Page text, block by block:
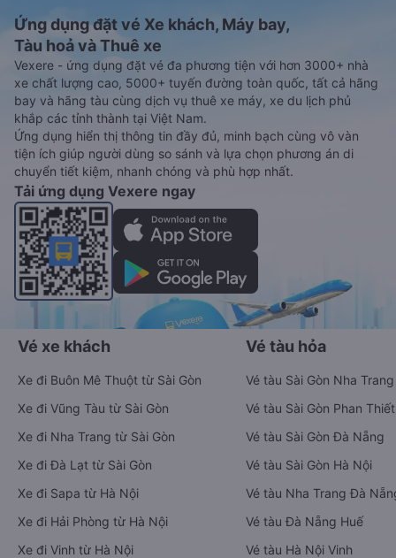
Ứng dụng đặt vé Xe khách, Máy bay,
Tàu hoả và Thuê xe
Vexere - ứng dụng đặt vé đa phương tiện với hơn 3000+ nhà
xe chất lượng cao, 5000+ tuyến đường toàn quốc, tất cả hãng
bay và hãng tàu cùng dịch vụ thuê xe máy, xe du lịch phủ
khắp các tỉnh thành tại Việt Nam.
Ứng dụng hiển thị thông tin đầy đủ, minh bạch cùng vô vàn
tiện ích giúp người dùng so sánh và lựa chọn phương án di
chuyển tiết kiệm, nhanh chóng và phù hợp nhất.
Tải ứng dụng Vexere ngay
Vé xe khách
Xe đi Buôn Mê Thuột từ Sài Gòn
Xe đi Vũng Tàu từ Sài Gòn
Xe đi Nha Trang từ Sài Gòn
Xe đi Đà Lạt từ Sài Gòn
Xe đi Sapa từ Hà Nội
Xe đi Hải Phòng từ Hà Nội
Xe đi Vinh từ Hà Nội
Vé tàu hỏa
Vé tàu Sài Gòn Nha Trang
Vé tàu Sài Gòn Phan Thiết
Vé tàu Sài Gòn Đà Nẵng
Vé tàu Sài Gòn Hà Nội
Vé tàu Nha Trang Đà
Vé tàu Đà Nẵng Huế
Vé tàu Hà Nội Vinh